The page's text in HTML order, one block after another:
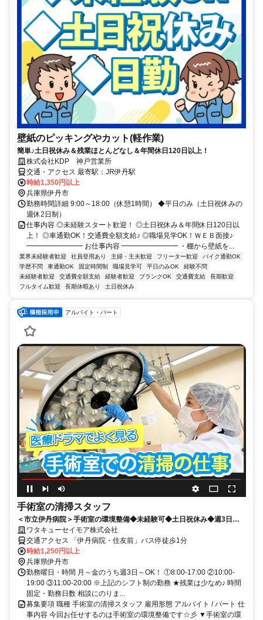
壁紙のピッキングやカット(軽作業)
簡単♪土日祝休み＆残業ほとんどなし＆年間休日120日以上！
株式会社KDP 神戸営業所
交通・アクセス 最寄駅：JR伊丹駅
時給1,350円以上
兵庫県伊丹市
勤務時間詳細 9:00～18:00（休憩1時間） ◆平日のみ（土日祝休みの
週休2日制）
仕事内容 ◎未経験スタート歓迎！ ◎土日祝休み＆年間休日120日以
上！ ◎車通勤OK！交通費全額支給♪ ◎職場見学OK！ＷＥＢ面接♪
━━━━━━━━ お仕事内容 ━━━━━━━━ ・棚から壁紙を...
業界未経験者歓迎 社員登用あり 主婦・主夫歓迎 フリーター歓迎
バイク通勤OK
学歴不問
車通勤OK 固定時間制 職場見学可 平日のみOK
経験不問
未経験者歓迎
交通費全額支給 経験者歓迎 ブランクOK 交通費支給
長期歓迎
フルタイム歓迎
長期休暇あり 土日祝休み
アルバイト・パート
手術室の清掃スタッフ
＜市立伊丹病院＞手術室の環境整備◆未経験可◆土日祝休み◆週3日～
可◆社保加入OK
ワタキューセイモア株式会社
交通アクセス 「伊丹病院・住友前」バス停徒歩1分
時給1,250円以上
兵庫県伊丹市
勤務曜日・時間 月～金のうち週3日～OK！ ①8:00-17:00 ②10:00-
19:00 ③11:00-20:00 ※上記のシフト制の勤務 ★残業は少なめ♪ 時間
固定・勤務日数 相談にのりま...
募集要項 職種 手術室の清掃スタッフ 雇用形態 アルバイト / パート 仕
事内容 今回お任せするのは手術室の環境整備です☆彡 ▼手術室の環